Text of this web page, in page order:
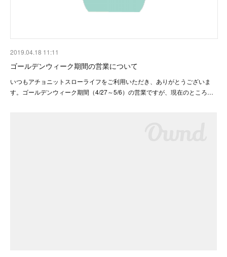
2019.04.18 11:11
ゴールデンウィーク期間の営業について
いつもアチョニットスローライフをご利用いただき、ありがとうございま
す。ゴールデンウィーク期間（4/27～5/6）の営業ですが、現在のところ…